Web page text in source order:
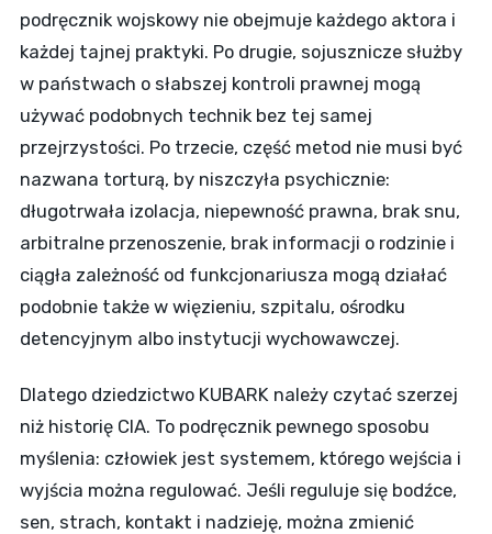
podręcznik wojskowy nie obejmuje każdego aktora i
każdej tajnej praktyki. Po drugie, sojusznicze służby
w państwach o słabszej kontroli prawnej mogą
używać podobnych technik bez tej samej
przejrzystości. Po trzecie, część metod nie musi być
nazwana torturą, by niszczyła psychicznie:
długotrwała izolacja, niepewność prawna, brak snu,
arbitralne przenoszenie, brak informacji o rodzinie i
ciągła zależność od funkcjonariusza mogą działać
podobnie także w więzieniu, szpitalu, ośrodku
detencyjnym albo instytucji wychowawczej.
Dlatego dziedzictwo KUBARK należy czytać szerzej
niż historię CIA. To podręcznik pewnego sposobu
myślenia: człowiek jest systemem, którego wejścia i
wyjścia można regulować. Jeśli reguluje się bodźce,
sen, strach, kontakt i nadzieję, można zmienić